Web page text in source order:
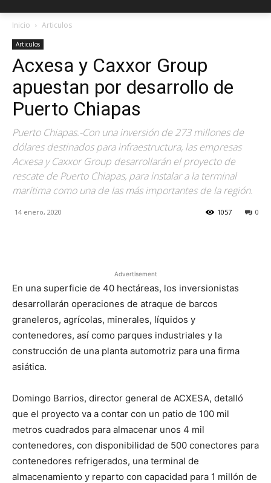
Inicio Articulos
Articulos
Acxesa y Caxxor Group
apuestan por desarrollo de
Puerto Chiapas
Puerto Chiapas.-Con una inversión de 273 millones de
dólares destinados para infraestructura, las empresas
Acxesa y Caxxor Group desarrollarán el proyecto de
rescate de Puerto Chiapas, para instalar a la terminal
marítima como una de las más importantes de la región.
14 enero, 2020 0
1057
Advertisement
En una superficie de 40 hectáreas, los inversionistas
desarrollarán operaciones de atraque de barcos
graneleros, agrícolas, minerales, líquidos y
contenedores, así como parques industriales y la
construcción de una planta automotriz para una firma
asiática.
Domingo Barrios, director general de ACXESA, detalló
que el proyecto va a contar con un patio de 100 mil
metros cuadrados para almacenar unos 4 mil
contenedores, con disponibilidad de 500 conectores para
contenedores refrigerados, una terminal de
almacenamiento y reparto con capacidad para 1 millón de